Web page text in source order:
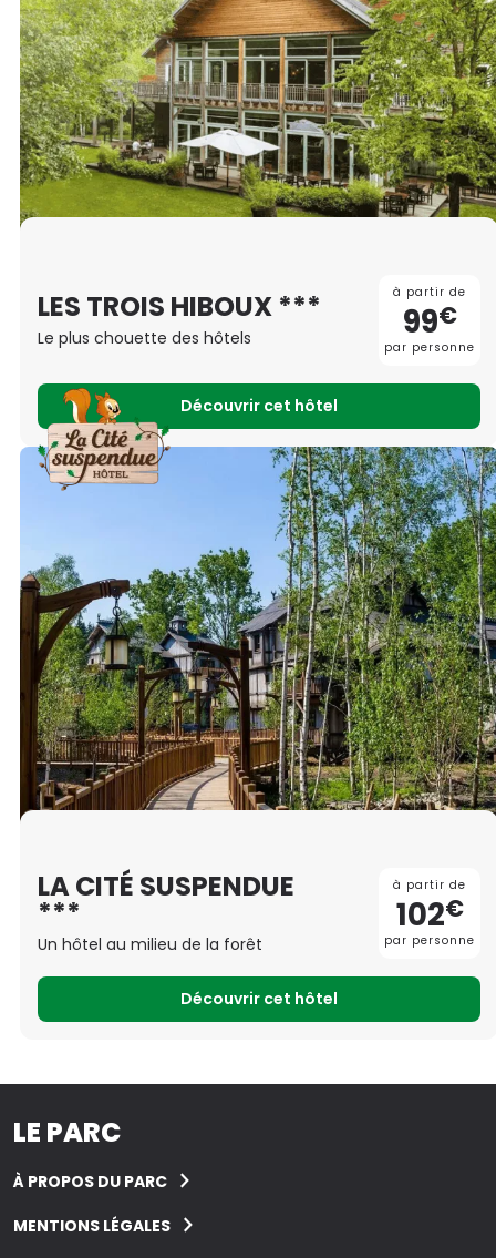
LES TROIS HIBOUX ***
Le plus chouette des hôtels
à partir de
99€
par personne
Découvrir cet hôtel
LA CITÉ SUSPENDUE
***
Un hôtel au milieu de la forêt
à partir de
102€
par personne
Découvrir cet hôtel
LE PARC
À PROPOS DU PARC
MENTIONS LÉGALES